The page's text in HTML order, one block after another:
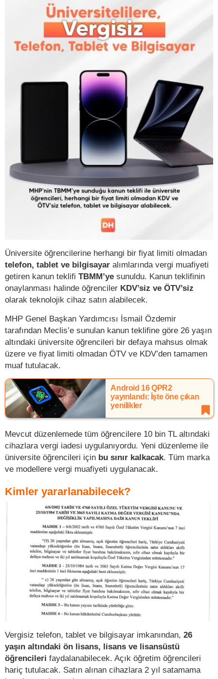
Üniversite öğrencilerine herhangi bir fiyat limiti olmadan
telefon, tablet ve bilgisayar alımlarında vergi muafiyeti
getiren kanun teklifi TBMM’ye sunuldu. Kanun teklifinin
onaylanması halinde öğrenciler KDV’siz ve ÖTV’siz
olarak teknolojik cihaz satın alabilecek.
MHP Genel Başkan Yardımcısı İsmail Özdemir
tarafından Meclis’e sunulan kanun teklifine göre 26 yaşın
altındaki üniversite öğrencileri bir defaya mahsus olmak
üzere ve fiyat limiti olmadan ÖTV ve KDV’den tamamen
muaf tutulacak.
Android 16 QPR2
yayınlandı: İşte öne çıkan
yenilikler
Mevcut düzenlemede tüm öğrencilere 10 bin TL altındaki
cihazlara vergi iadesi uygulanıyordu. Yeni düzenleme ile
üniversite öğrencileri için bu sınır kalkacak. Tüm marka
ve modellere vergi muafiyeti uygulanacak.
Kimler yararlanabilecek?
Vergisiz telefon, tablet ve bilgisayar imkanından, 26
yaşın altındaki ön lisans, lisans ve lisansüstü
öğrencileri faydalanabilecek. Açık öğretim öğrencileri
hariç tutulacak. Satın alınan cihazlara 2 yıl satamama